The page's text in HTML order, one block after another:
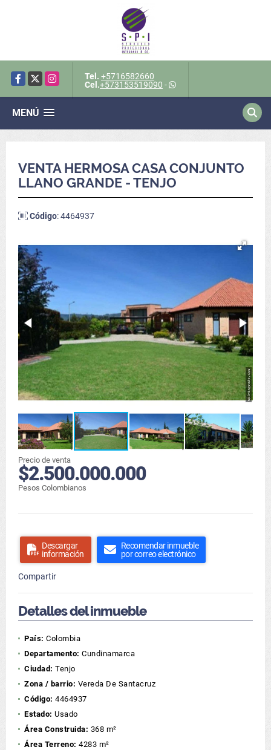
Facebook
X Instagram Tel. +5716582660
Cel.+573153519090 -
MENÚ
VENTA HERMOSA CASA CONJUNTO
LLANO GRANDE - TENJO
Código: 4464937
Precio de venta
$2.500.000.000
Pesos Colombianos
Descargar
información
Recomendar inmueble
por correo electrónico
Compartir
Detalles del inmueble
País: Colombia
Departamento: Cundinamarca
Ciudad: Tenjo
Zona / barrio: Vereda De Santacruz
Código: 4464937
Estado: Usado
Área Construida: 368 m²
Área Terreno: 4283 m²